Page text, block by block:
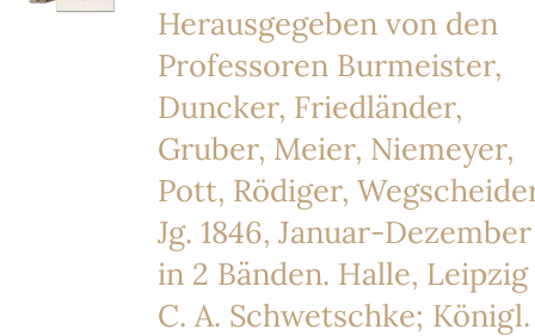
Herausgegeben von den
Professoren Burmeister,
Duncker, Friedländer,
Gruber, Meier, Niemeyer,
Pott, Rödiger,
Jg. 1846, Januar-Dezember
in 2 Bänden. Halle, Leipzig
C. A. Schwetschke; Königl.